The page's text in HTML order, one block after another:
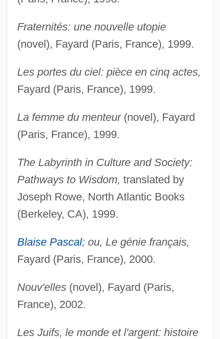
Fraternités: une nouvelle utopie
(novel), Fayard (Paris, France), 1999.
Les portes du ciel: pièce en cinq actes,
Fayard (Paris, France), 1999.
La femme du menteur(novel), Fayard
(Paris, France), 1999.
The Labyrinth in Culture and Society:
Pathways to Wisdom, translated by
Joseph Rowe, North Atlantic Books
(Berkeley, CA), 1999.
Blaise Pascal; ou, Le génie français,
Fayard (Paris, France), 2000.
Nouv'elles(novel), Fayard (Paris,
France), 2002.
Les Juifs, le monde et l'argent: histoire